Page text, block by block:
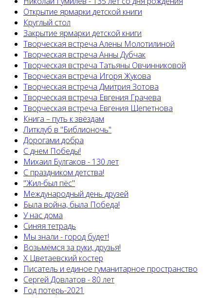
Открытие ярмарки детской книги
Круглый стол
Закрытие ярмарки детской книги
Творческая встреча Алены Молотилиной
Творческая встреча Анны Дубчак
Творческая встреча Татьяны Овчинниковой
Творческая встреча Игоря Жукова
Творческая встреча Дмитрия Зотова
Творческая встреча Евгения Грачева
Творческая встреча Евгения Щепетнова
Книга – путь к звёздам
Литклуб в "Библионочь"
Дорогами добра
С днем Победы!
Михаил Булгаков - 130 лет
С праздником детства!
"Жил-был пёс"
Международный день друзей
Была война, была Победа!
У нас дома
Синяя тетрадь
Мы знали - город будет!
Возьмёмся за руки, друзья!
X Цветаевский костер
Писатель и единое гуманитарное пространство
Сергей Довлатов - 80 лет
Год потерь-2021